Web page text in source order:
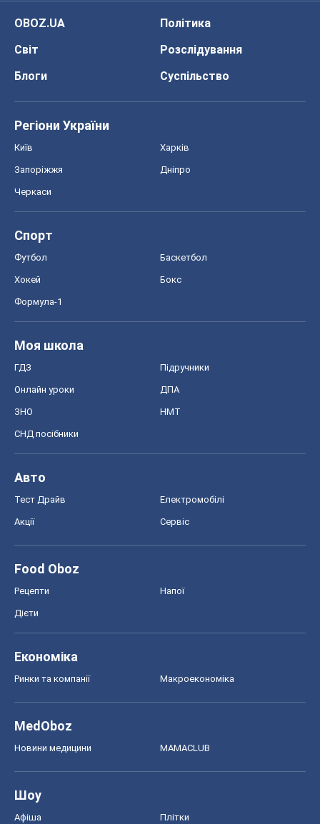
OBOZ.UA
Політика
Світ
Розслідування
Блоги
Суспільство
Регіони України
Київ Харків
Запоріжжя Дніпро
Черкаси
Спорт
Футбол Баскетбол
Хокей Бокс
Формула-1
Моя школа
ГДЗ Підручники
Онлайн уроки ДПА
ЗНО НМТ
СНД посібники
Авто
Тест Драйв Електромобілі
Акції Сервіс
Food Oboz
Рецепти Напої
Дієти
Економіка
Ринки та компанії Макроекономіка
MedOboz
Новини медицини MAMACLUB
Шоу
Афіша Плітки